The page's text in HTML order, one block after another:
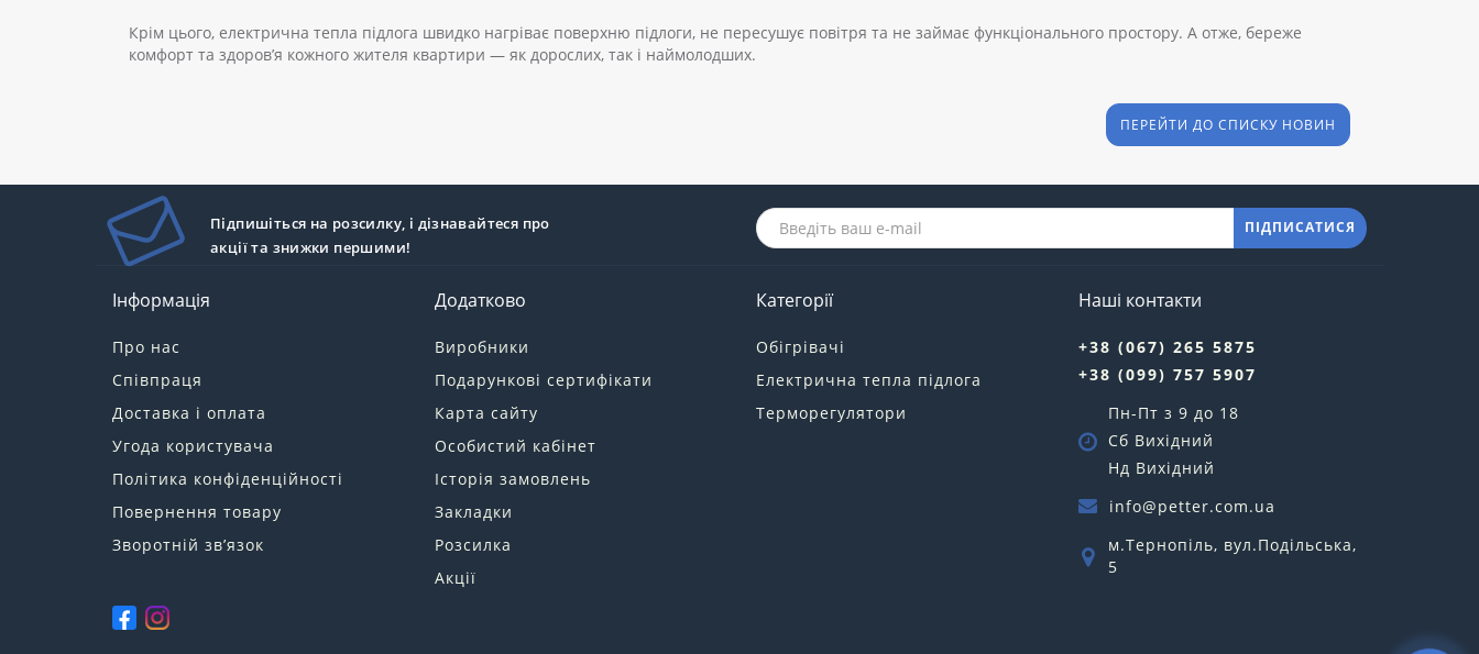
Крім цього, електрична тепла підлога швидко нагріває поверхню підлоги, не пересушує повітря та не займає функціонального простору. А отже, береже
комфорт та здоров’я кожного жителя квартири — як дорослих, так і наймолодших.
ПЕРЕЙТИ ДО СПИСКУ НОВИН
Підпишіться на розсилку, і дізнавайтеся про
акції та знижки першими!
ПІДПИСАТИСЯ
Інформація
Про нас
Співпраця
Доставка і оплата
Угода користувача
Політика конфіденційності
Повернення товару
Зворотній зв’язок
Додатково
Виробники
Подарункові сертифікати
Карта сайту
Особистий кабінет
Історія замовлень
Закладки
Розсилка
Акції
Категорії
Обігрівачі
Електрична тепла підлога
Терморегулятори
Наші контакти
+38 (067) 265 5875
+38 (099) 757 5907
Пн-Пт з 9 до 18
Сб Вихідний
Нд Вихідний
info@petter.com.ua
м.Тернопіль, вул.Подільська,
5